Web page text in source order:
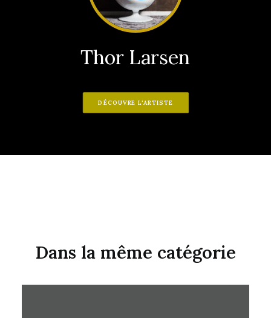
Thor Larsen
DÉCOUVRE L'ARTISTE
Dans la même catégorie